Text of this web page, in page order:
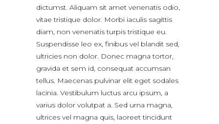
dictumst. Aliquam sit amet venenatis odio,
vitae tristique dolor. Morbi iaculis sagittis
diam, non venenatis turpis tristique eu.
Suspendisse leo ex, finibus vel blandit sed,
ultricies non dolor. Donec magna tortor,
gravida et sem id, consequat accumsan
tellus. Maecenas pulvinar elit eget sodales
lacinia. Vestibulum luctus arcu ipsum, a
varius dolor volutpat a. Sed urna magna,
ultrices vel magna quis, laoreet tincidunt